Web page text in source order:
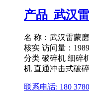
产品_武汉
名 称：武汉雷蒙
核实 访问量：
分类 破碎机 细碎
机 直通冲击式破
联系电话: 180